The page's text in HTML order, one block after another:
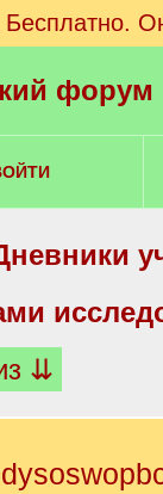
Бесплатно.
⇊